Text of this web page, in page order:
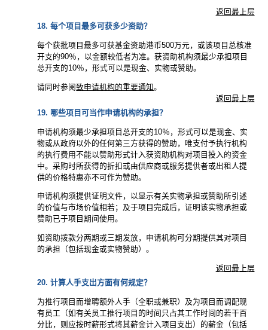
返回最上层
18. 每个项目最多可获多少资助？
每个获批项目最多可获基金资助港币500万元，或该项目总核准
开支的90％，以金额较低者为准。获资助机构须最少承担项目
总开支的10％，形式可以是现金、实物或赞助。
请同时参阅致申请机构的重要通知。
返回最上层
19. 哪些项目可当作申请机构的承担？
申请机构须最少承担项目总开支的10％，形式可以是现金、实
物或从政府以外的任何第三方获得的赞助，唯支付予执行机构
的执行费用不能以赞助形式计入获资助机构对项目投入的资金
中。采购时所获得的折扣或由供应商或服务提供者或出租人提
供的价格特惠亦不可作为赞助。
申请机构须提供证明文件，以显示有关实物承担或赞助所引述
的价值与市场价值相若；及于项目完成后，证明该实物承担或
赞助已于项目期间使用。
如资助拨款分两期或三期发放，申请机构可分期提供其对项目
的承担（包括现金或实物赞助）。
返回最上层
20. 计算人手支出方面有何规定？
为推行项目而增聘额外人手（全职或兼职）及为项目而调配现
有员工（如有关员工推行项目的时间只占其工作时间的若干百
分比，则应按时薪形式将其薪金计入项目支出）的薪金（包括